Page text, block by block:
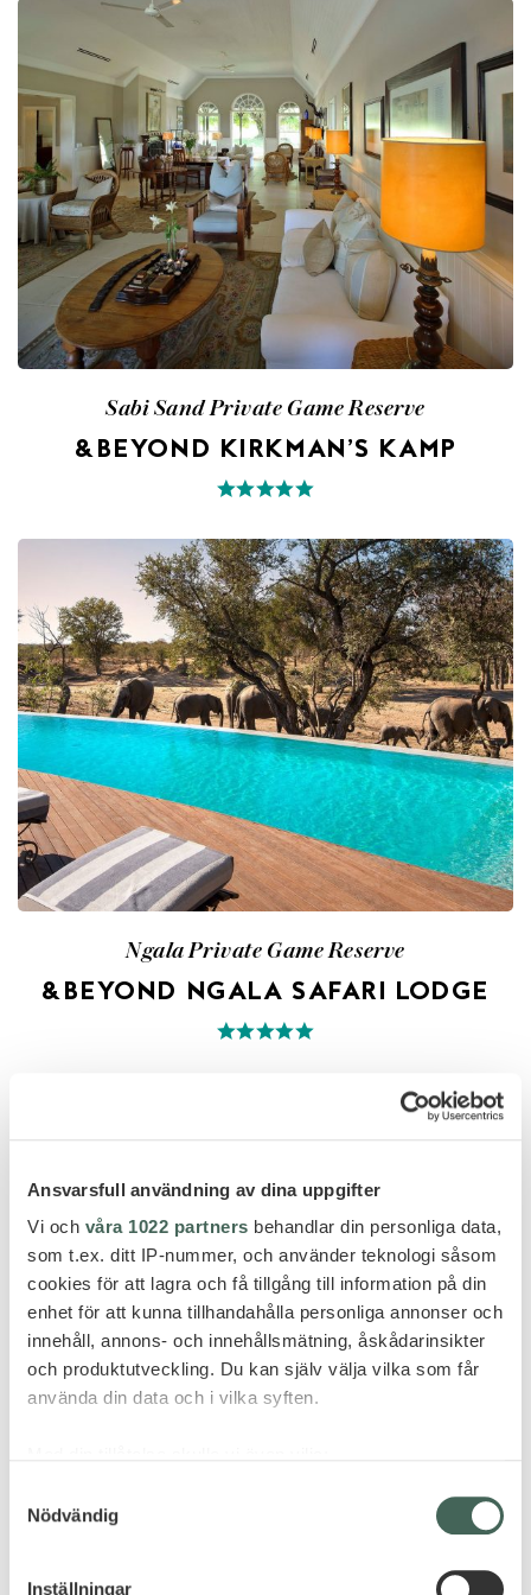
Ansvarsfull användning av dina uppgifter
Vi och våra 1022 partners behandlar din personliga data,
som t.ex. ditt IP-nummer, och använder teknologi såsom
cookies för att lagra och få tillgång till information på din
enhet för att kunna tillhandahålla personliga annonser och
innehåll, annons- och innehållsmätning, åskådarinsikter
och produktutveckling. Du kan själv välja vilka som får
använda din data och i vilka syften.
som kan ha en noggrannhet på upp till flera meter
Nödvändig
Inställningar
Sabi Sand Private Game Reserve
&BEYOND KIRKMAN’S KAMP
Ngala Private Game Reserve
&BEYOND NGALA SAFARI LODGE